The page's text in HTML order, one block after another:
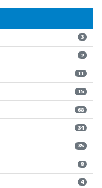
3
2
11
15
68
34
35
8
4